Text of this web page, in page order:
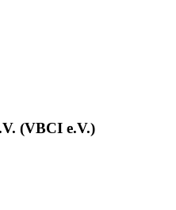
(VBCI e.V.)